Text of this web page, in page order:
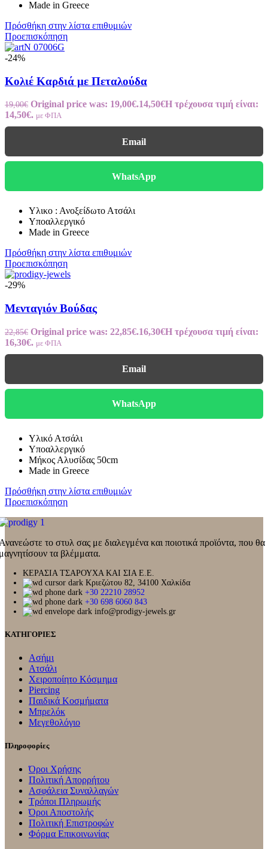
Made in Greece
Πρόσθήκη στην λίστα επιθυμιών
Προεπισκόπηση
-24%
Κολιέ Καρδιά με Πεταλούδα
19,00€ Original price was: 19,00€.14,50€Η τρέχουσα τιμή είναι:
14,50€. με ΦΠΑ
Email
WhatsApp
Υλικο : Ανοξείδωτο Ατσάλι
Υποαλλεργικό
Made in Greece
Πρόσθήκη στην λίστα επιθυμιών
Προεπισκόπηση
-29%
Μενταγιόν Βούδας
22,85€ Original price was: 22,85€.16,30€Η τρέχουσα τιμή είναι:
16,30€. με ΦΠΑ
Email
WhatsApp
Υλικό Ατσάλι
Υποαλλεργικό
Μήκος Αλυσίδας 50cm
Made in Greece
Πρόσθήκη στην λίστα επιθυμιών
Προεπισκόπηση
το στυλ σας με διαλεγμένα και ποιοτικά προϊόντα, που θα
τα βλέμματα.
ΚΕΡΑΣΙΑ ΤΣΑΡΟΥΧΑ ΚΑΙ ΣΙΑ Ε.Ε.
Κριεζώτου 82, 34100 Χαλκίδα
+30 22210 28952
+30 698 6060 843
info@prodigy-jewels.gr
ΚΑΤΗΓΟΡΙΕΣ
Ασήμι
Ατσάλι
Χειροποίητο Κόσμημα
Piercing
Παιδικά Κοσμήματα
Μπρελόκ
Μεγεθολόγιο
Πληροφορίες
Όροι Χρήσης
Πολιτική Απορρήτου
Ασφάλεια Συναλλαγών
Τρόποι Πληρωμής
Όροι Αποστολής
Πολιτική Επιστροφών
Φόρμα Επικοινωνίας